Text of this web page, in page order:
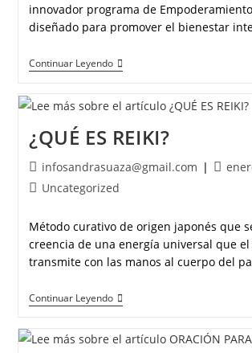
innovador programa de
diseñado para promover el bienestar
Continuar Leyendo
¿QUÉ ES REIKI?
infosandrasuaza@gmail.com
Uncategorized
Método curativo de origen japonés que
creencia de una energía universal que
transmite con las manos al cuerpo del
Continuar Leyendo